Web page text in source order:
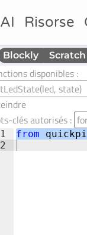
AI Risorse
Blockly Scratch